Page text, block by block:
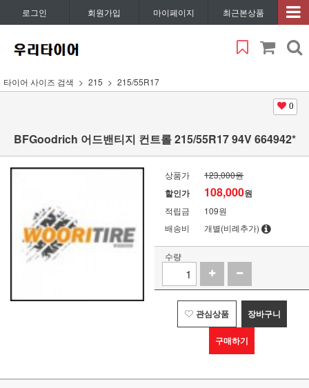
로그인 회원가입 마이페이지 최근본상품
타이어 사이즈 검색 215 215/55R17
0
BFGoodrich 어드밴티지 컨트롤 215/55R17 94V 664942*
상품가 123,000원
할인가 108,000원
적립금
109원
배송비
개별(비례추가)
수량
관심상품 장바구니
구매하기